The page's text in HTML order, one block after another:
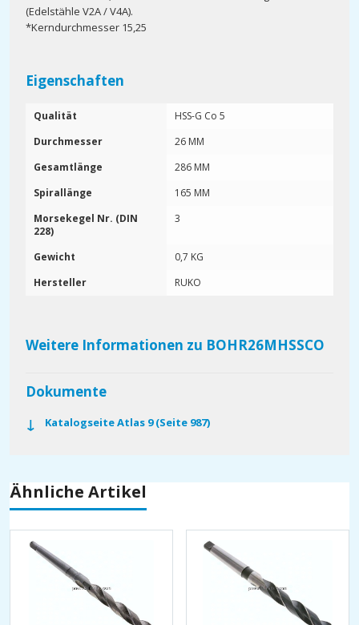
(Edelstähle V2A / V4A).
*Kerndurchmesser 15,25
Eigenschaften
Qualität
HSS-G Co 5
Durchmesser
26 MM
Gesamtlänge
286 MM
Spirallänge
165 MM
Morsekegel Nr. (DIN
228)
3
Gewicht
0,7 KG
Hersteller
RUKO
Weitere Informationen zu BOHR26MHSSCO
Dokumente
Katalogseite Atlas 9 (Seite 987)
Ähnliche Artikel